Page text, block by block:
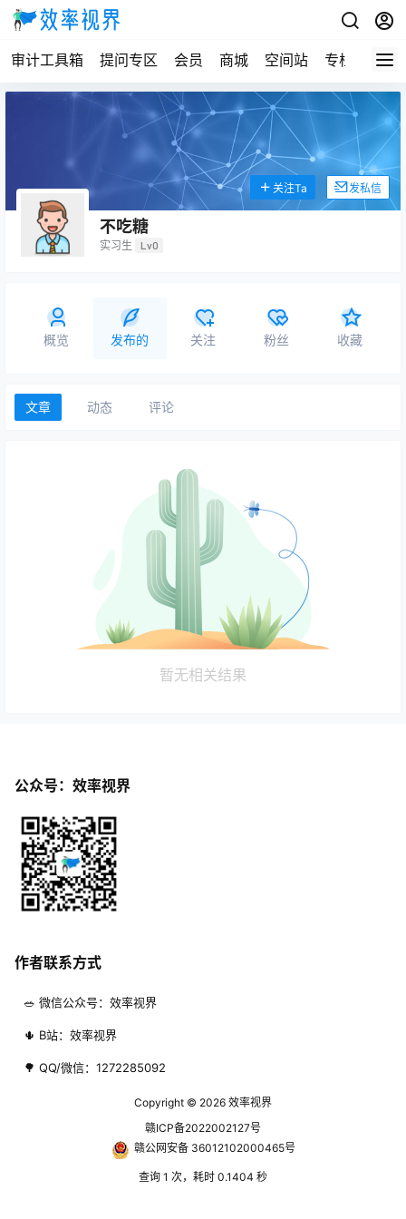
审计工具箱 提问专区 会员 商城 空间站 专栏
不吃糖
实习生 Lv0
关注Ta 发私信
概览 发布的 关注 粉丝 收藏
文章 动态 评论
暂无相关结果
公众号：效率视界
作者联系方式
🥗 微信公众号：效率视界
🌵 B站：效率视界
🌳 QQ/微信：1272285092
Copyright © 2026 效率视界
赣ICP备2022002127号
赣公网安备 36012102000465号
查询 1 次，耗时 0.1404 秒